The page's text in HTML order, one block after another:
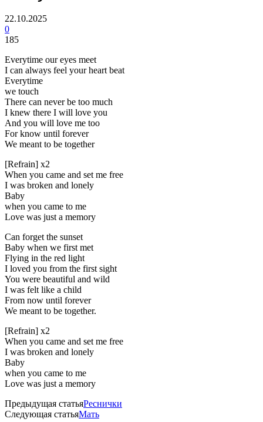
22.10.2025
0
185
Everytime our eyes meet
I can always feel your heart beat
Everytime
we touch
There can never be too much
I knew there I will love you
And you will love me too
For know until forever
We meant to be together
[Refrain] x2
When you came and set me free
I was broken and lonely
Baby
when you came to me
Love was just a memory
Can forget the sunset
Baby when we first met
Flying in the red light
I loved you from the first sight
You were beautiful and wild
I was felt like a child
From now until forever
We meant to be together.
[Refrain] x2
When you came and set me free
I was broken and lonely
Baby
when you came to me
Love was just a memory
Предыдущая статьяРеснички
Следующая статьяМать